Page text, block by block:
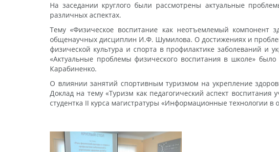
На заседании круглого были рассмотрены актуальные
различных аспектах.
Тему «Физическое воспитание как неотъемлемый компонент
общенаучных дисциплин И.Ф. Шумилова. О достижениях и
физической культура и спорта в профилактике заболеваний
«Актуальные проблемы физического воспитания в школе»
Карабиненко.
О влиянии занятий спортивным туризмом на укрепление
Доклад на тему «Туризм как педагогический аспект
студентка II курса магистратуры «Информационные технологии